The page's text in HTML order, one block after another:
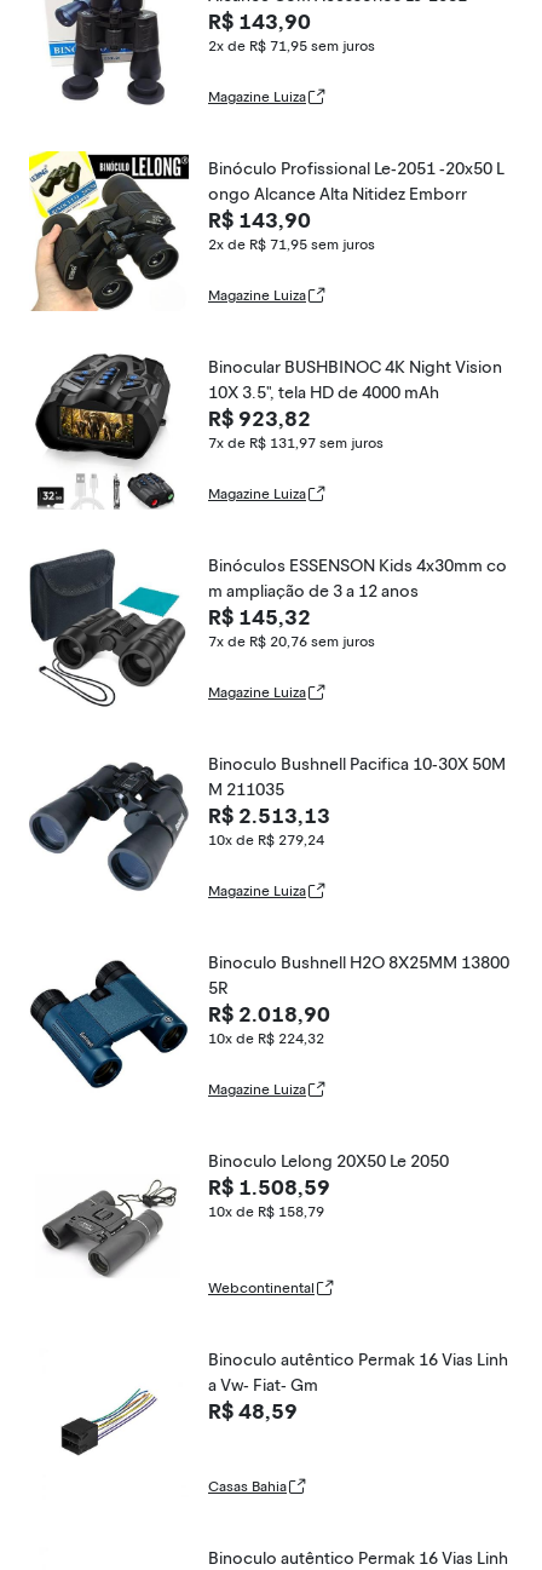
R$ 143,90
2x de R$ 71,95 sem juros
Magazine Luiza
Binóculo Profissional Le-2051 -20x50 L
ongo Alcance Alta Nitidez Emborr
R$ 143,90
2x de R$ 71,95 sem juros
Magazine Luiza
Binocular BUSHBINOC 4K Night Vision
10X 3.5", tela HD de 4000 mAh
R$ 923,82
7x de R$ 131,97 sem juros
Magazine Luiza
Binóculos ESSENSON Kids 4x30mm co
m ampliação de 3 a 12 anos
R$ 145,32
7x de R$ 20,76 sem juros
Magazine Luiza
Binoculo Bushnell Pacifica 10-30X 50M
M 211035
R$ 2.513,13
10x de R$ 279,24
Magazine Luiza
Binoculo Bushnell H2O 8X25MM 13800
5R
R$ 2.018,90
10x de R$ 224,32
Magazine Luiza
Binoculo Lelong 20X50 Le 2050
R$ 1.508,59
10x de R$ 158,79
Webcontinental
Binoculo autêntico Permak 16 Vias Linh
a Vw- Fiat- Gm
R$ 48,59
Casas Bahia
Binoculo autêntico Permak 16 Vias Linh